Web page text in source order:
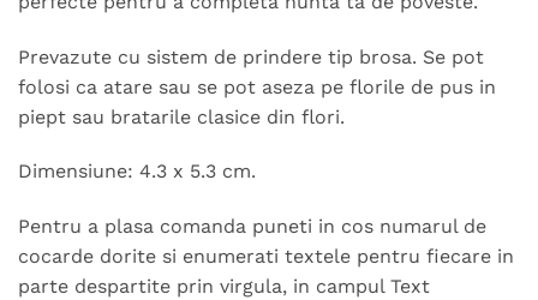
Prevazute cu sistem de prindere tip brosa. Se pot
folosi ca atare sau se pot aseza pe florile de pus in
piept sau bratarile clasice din flori.
Dimensiune: 4.3 x 5.3 cm.
Pentru a plasa comanda puneti in cos numarul de
cocarde dorite si enumerati textele pentru fiecare in
parte despartite prin virgula, in campul Text